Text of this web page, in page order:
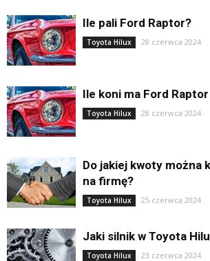
Ile pali Ford Raptor?
Toyota Hilux 28 czerwca 2024
Ile koni ma Ford
Toyota Hilux 28 czerwca 2024
Do jakiej kwoty można
na firmę?
Toyota Hilux 25 czerwca 2024
Jaki silnik w Toyota
Toyota Hilux 23 czerwca 2024